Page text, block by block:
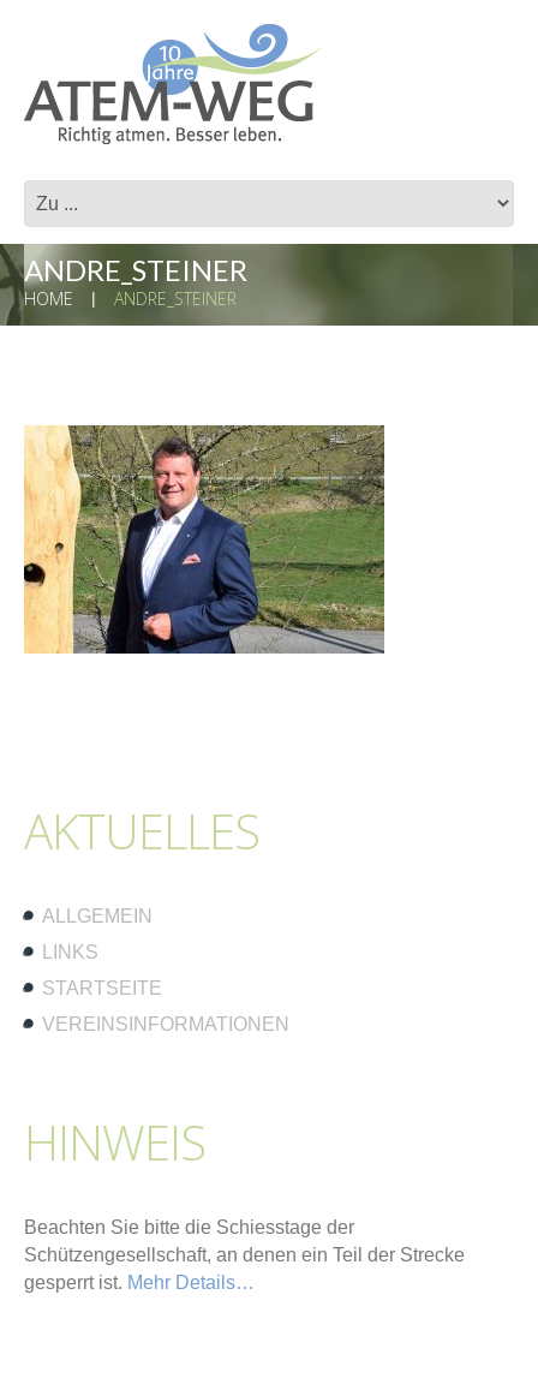
ANDRE_STEINER
HOME ANDRE_STEINER
AKTUELLES
ALLGEMEIN
LINKS
STARTSEITE
VEREINSINFORMATIONEN
HINWEIS
Beachten Sie bitte die Schiesstage der
Schützengesellschaft, an denen ein Teil der Strecke
gesperrt ist. Mehr Details…